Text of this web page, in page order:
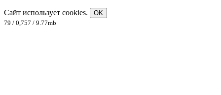
Сайт использует cookies.
OK
79 / 0,757 / 9.77mb